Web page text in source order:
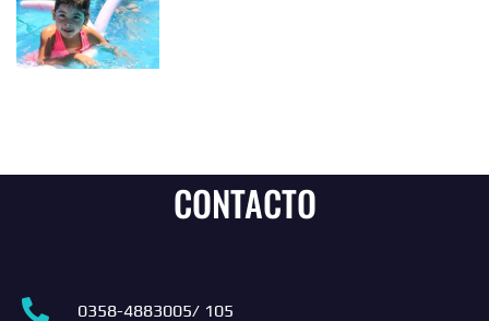
CONTACTO
0358-4883005/ 105